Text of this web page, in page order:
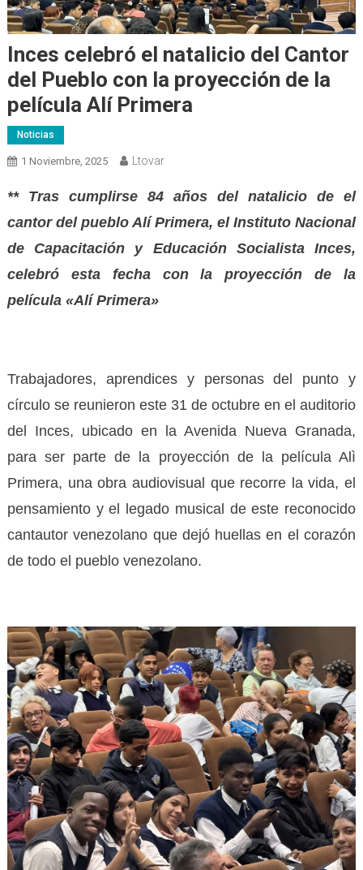
Inces celebró el natalicio del Cantor
del Pueblo con la proyección de la
película Alí Primera
Noticias
1 Noviembre, 2025 Ltovar
** Tras cumplirse 84 años del natalicio de el
cantor del pueblo Alí Primera, el Instituto Nacional
de Capacitación y Educación Socialista Inces,
celebró esta fecha con la proyección de la
película «Alí Primera»
Trabajadores, aprendices y personas del punto y
círculo se reunieron este 31 de octubre en el auditorio
del Inces, ubicado en la Avenida Nueva Granada,
para ser parte de la proyección de la película Alì
Primera, una obra audiovisual que recorre la vida, el
pensamiento y el legado musical de este reconocido
cantautor venezolano que dejó huellas en el corazón
de todo el pueblo venezolano.